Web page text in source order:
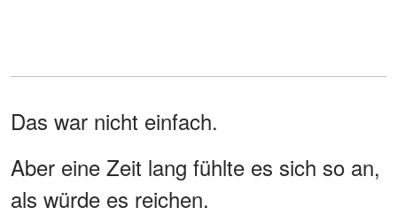
Das war nicht einfach.
Aber eine Zeit lang fühlte es sich so an,
als würde es reichen.